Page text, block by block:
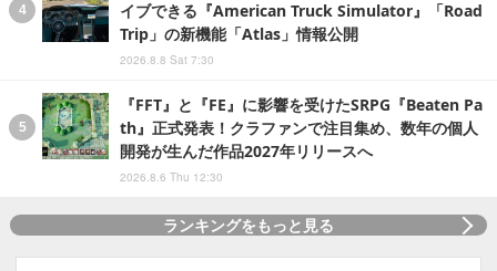
イブできる『American Truck Simulator』「Road
Trip」の新機能「Atlas」情報公開
2026.8.8 Sat 7:30
『FFT』と『FE』に影響を受けたSRPG『Beaten Pa
th』正式発表！クラファンで注目集め、数年の個人
開発が生んだ作品2027年リリースへ
2026.8.6 Thu 12:30
ランキングをもっと見る